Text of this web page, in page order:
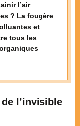
l’air
? La fougère
et
tous les
l’invisible